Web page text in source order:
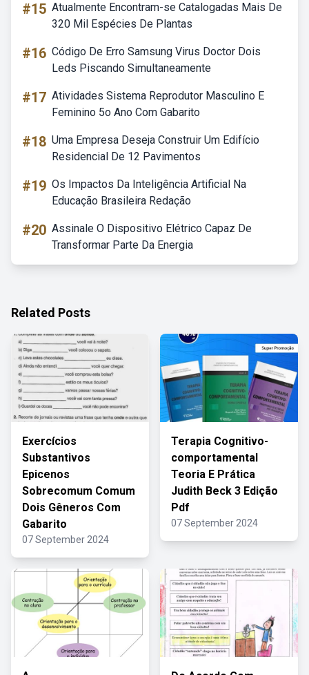
#15 Atualmente Encontram-se Catalogadas Mais De
320 Mil Espécies De Plantas
#16 Código De Erro Samsung Virus Doctor Dois
Leds Piscando Simultaneamente
#17 Atividades Sistema Reprodutor Masculino E
Feminino 5o Ano Com Gabarito
#18 Uma Empresa Deseja Construir Um Edifício
Residencial De 12 Pavimentos
#19 Os Impactos Da Inteligência Artificial Na
Educação Brasileira Redação
#20 Assinale O Dispositivo Elétrico Capaz De
Transformar Parte Da Energia
Related Posts
Exercícios
Substantivos
Epicenos
Sobrecomum Comum
Dois Gêneros Com
Gabarito
07 September 2024
Terapia Cognitivo-
comportamental
Teoria E Prática
Judith Beck 3 Edição
Pdf
07 September 2024